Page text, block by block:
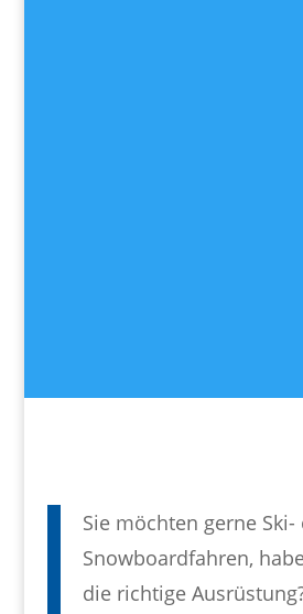
Sie möchten gerne Ski-
Snowboardfahren,
die richtige